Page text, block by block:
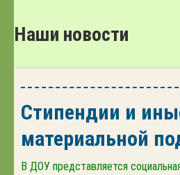
Наши новости
Стипендии и
материальной
В ДОУ представляется